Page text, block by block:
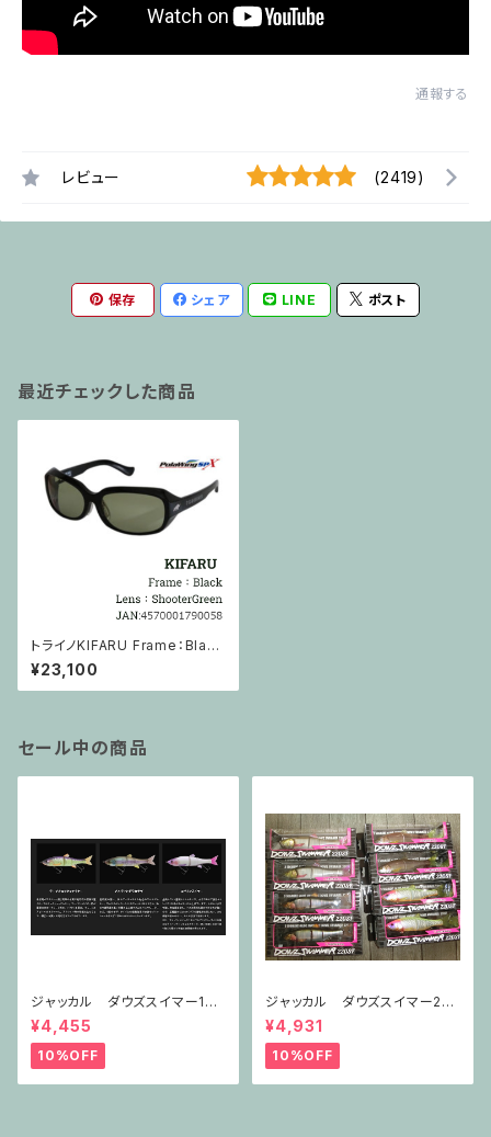
通報する
レビュー (2419)
保存 シェア LINE ポスト
最近チェックした商品
トライノKIFARU Frame：Black
Lens：ShooterGreen
¥23,100
セール中の商品
ジャッカル ダウズスイマー180
SF
¥4,455
10%OFF
ジャッカル ダウズスイマー220
SF
¥4,931
10%OFF